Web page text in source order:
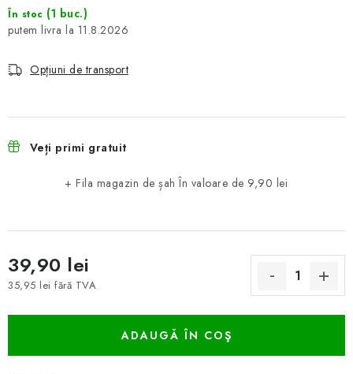
În stoc (1 buc.)
11.8.2026
Opțiuni de transport
Veți primi gratuit
+ Fila magazin de șahÎn valoare de 9,90 lei
39,90 lei
35,95 lei fără TVA
ADAUGĂ ÎN COŞ